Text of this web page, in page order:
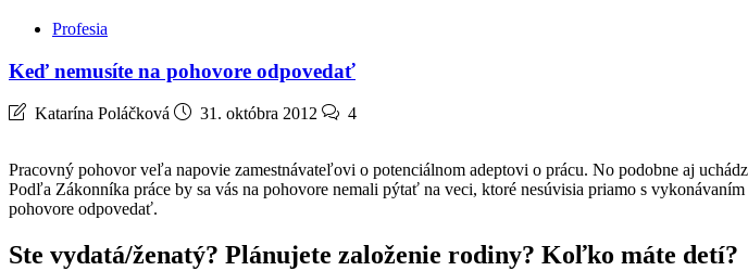
Profesia
Keď nemusíte na pohovore odpovedať
Katarína Poláčková 31. októbra 2012 4
Pracovný pohovor veľa napovie zamestnávateľovi o potenciálnom adeptovi o prácu. No podobne aj
Podľa Zákonníka práce by sa vás na pohovore nemali pýtať na veci, ktoré nesúvisia priamo s
pohovore odpovedať.
Ste vydatá/ženatý? Plánujete založenie rodiny? Koľko máte detí?